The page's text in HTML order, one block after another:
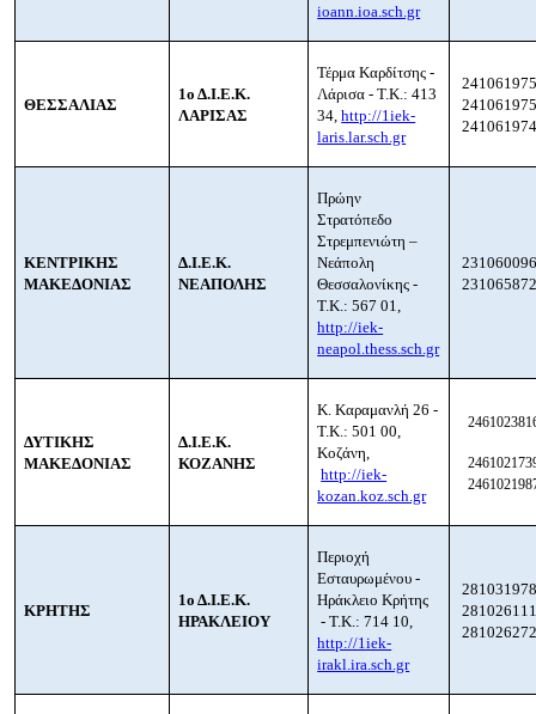
ioann.ioa.sch.gr
ΘΕΣΣΑΛΙΑΣ
1ο Δ.Ι.Ε.Κ.
ΛΑΡΙΣΑΣ
Τέρμα Καρδίτσης -
Λάρισα - Τ.Κ.: 413
34,http://1iek-
laris.lar.sch.gr
ΚΕΝΤΡΙΚΗΣ
ΜΑΚΕΔΟΝΙΑΣ
Δ.Ι.Ε.Κ.
ΝΕΑΠΟΛΗΣ
Πρώην
Στρατόπεδο
Στρεμπενιώτη –
Νεάπολη
Θεσσαλονίκης -
Τ.Κ.: 567 01,
http://iek-
neapol.thess.sch.gr
ΔΥΤΙΚΗΣ
ΜΑΚΕΔΟΝΙΑΣ
Δ.Ι.Ε.Κ.
ΚΟΖΑΝΗΣ
Κ. Καραμανλή 26 -
Τ.Κ.: 501 00,
Κοζάνη,
http://iek-
kozan.koz.sch.gr
ΚΡΗΤΗΣ
1ο Δ.Ι.Ε.Κ.
ΗΡΑΚΛΕΙΟΥ
Περιοχή
Εσταυρωμένου -
Ηράκλειο Κρήτης
- Τ.Κ.: 714 10,
http://1iek-
irakl.ira.sch.gr